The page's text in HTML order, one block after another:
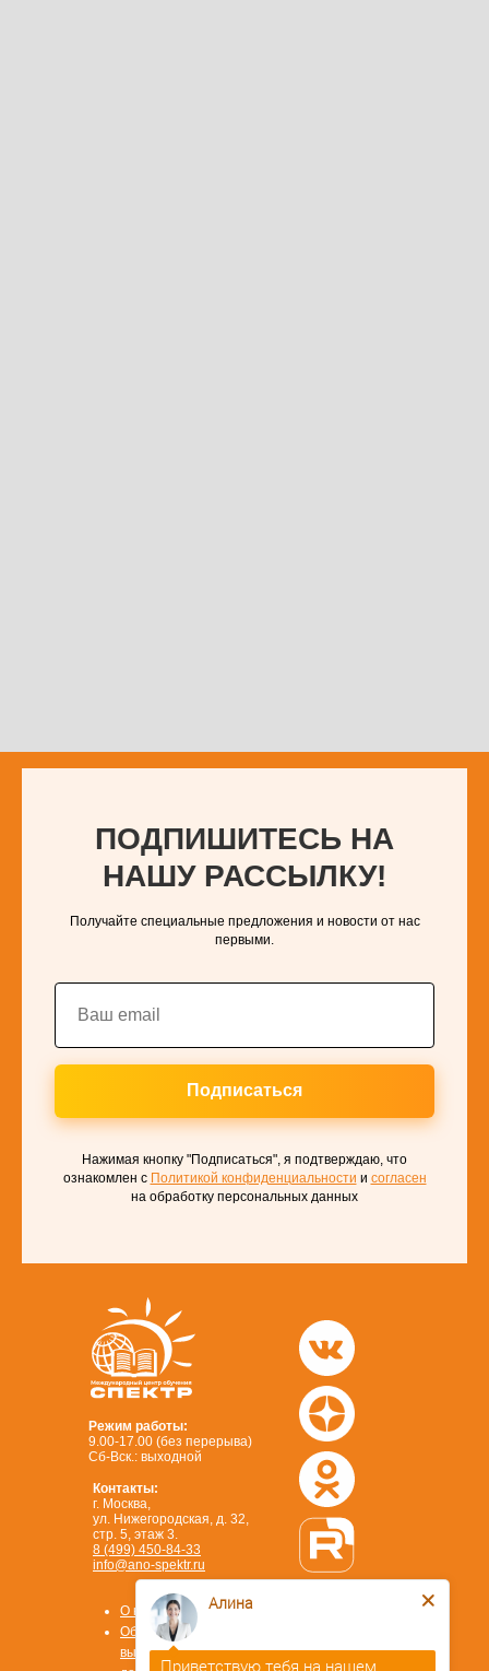
ПОДПИШИТЕСЬ НА
НАШУ РАССЫЛКУ!
Получайте специальные предложения и новости от нас
первыми.
Подписаться
Нажимая кнопку "Подписаться", я подтверждаю, что
ознакомлен с Политикой конфиденциальности и согласен
на обработку персональных данных
Режим работы:
9.00-17.00 (без перерыва)
Сб-Вск.: выходной
в MAX
Контакты:
г. Москва,
ул. Нижегородская, д. 32,
стр. 5, этаж 3.
8 (499) 450-84-33
info@ano-spektr.ru
О компании
Образцы
выдаваемых
Алина
Приветствую тебя на нашем